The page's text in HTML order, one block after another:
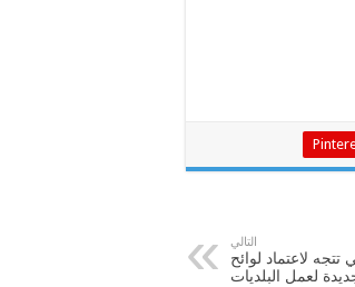
التالي
تتجه لاعتماد لوائح
لعمل البلديات